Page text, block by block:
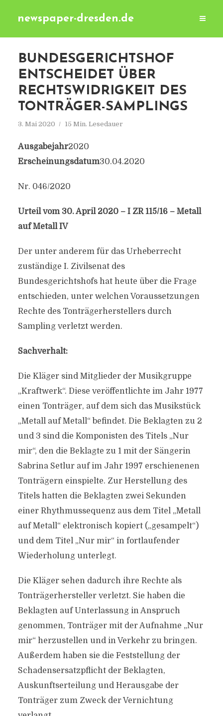
newspaper-dresden.de
BUNDESGERICHTSHOF
ENTSCHEIDET ÜBER
RECHTSWIDRIGKEIT DES
TONTRÄGER-SAMPLINGS
3. Mai 2020 15 Min. Lesedauer
Ausgabejahr2020
Erscheinungsdatum30.04.2020
Nr. 046/2020
Urteil vom 30. April 2020 – I ZR 115/16 – Metall
auf Metall IV
Der unter anderem für das Urheberrecht
zuständige I. Zivilsenat des
Bundesgerichtshofs hat heute über die Frage
entschieden, unter welchen Voraussetzungen
Rechte des Tonträgerherstellers durch
Sampling verletzt werden.
Sachverhalt:
Die Kläger sind Mitglieder der Musikgruppe
„Kraftwerk“. Diese veröffentlichte im Jahr 1977
einen Tonträger, auf dem sich das Musikstück
„Metall auf Metall“ befindet. Die Beklagten zu 2
und 3 sind die Komponisten des Titels „Nur
mir“, den die Beklagte zu 1 mit der Sängerin
Sabrina Setlur auf im Jahr 1997 erschienenen
Tonträgern einspielte. Zur Herstellung des
Titels hatten die Beklagten zwei Sekunden
einer Rhythmussequenz aus dem Titel „Metall
auf Metall“ elektronisch kopiert („gesampelt“)
und dem Titel „Nur mir“ in fortlaufender
Wiederholung unterlegt.
Die Kläger sehen dadurch ihre Rechte als
Tonträgerhersteller verletzt. Sie haben die
Beklagten auf Unterlassung in Anspruch
genommen, Tonträger mit der Aufnahme „Nur
mir“ herzustellen und in Verkehr zu bringen.
Außerdem haben sie die Feststellung der
Schadensersatzpflicht der Beklagten,
Auskunftserteilung und Herausgabe der
Tonträger zum Zweck der Vernichtung